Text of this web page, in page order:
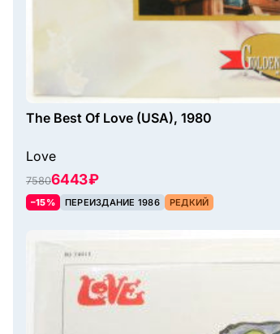
The Best Of Love (USA), 1980
Love
75806443 ₽
–15% ПЕРЕИЗДАНИЕ 1986 РЕДКИЙ